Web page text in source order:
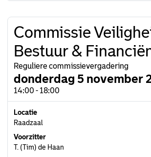
Commissie
Bestuur &
Reguliere commissievergadering
donderdag 5 november
14:00 - 18:00
Locatie
Raadzaal
Voorzitter
T. (Tim) de Haan